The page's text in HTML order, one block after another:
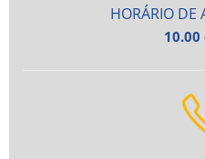
HORÁRIO DE
10.00